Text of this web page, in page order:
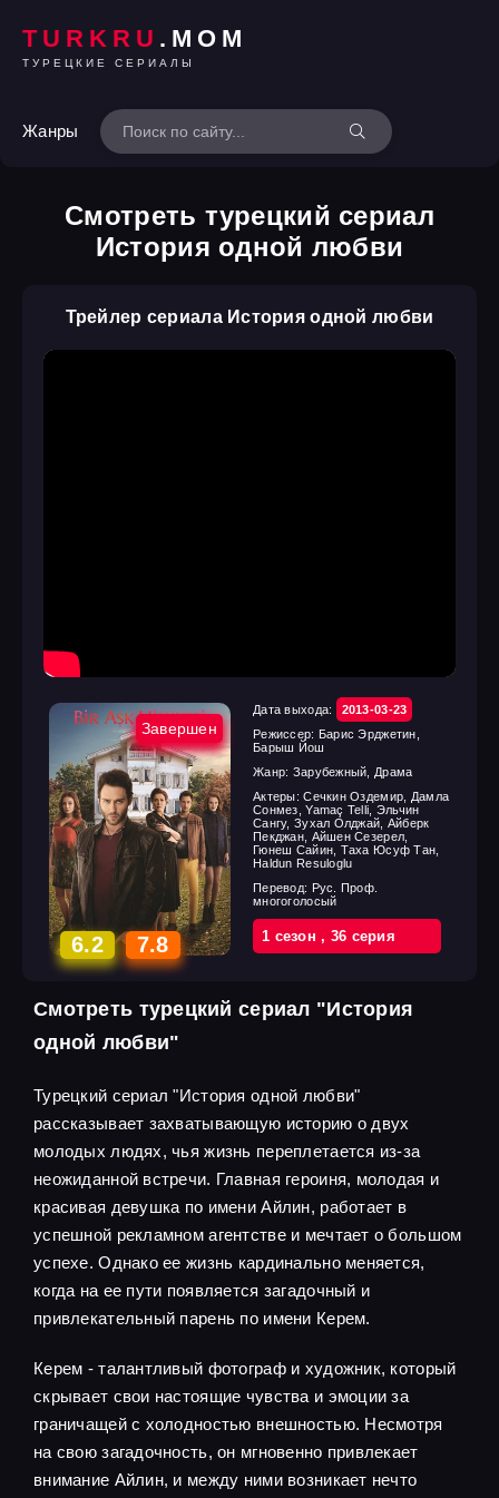
TURKRU .MOM
ТУРЕЦКИЕ СЕРИАЛЫ
Жанры
Смотреть турецкий сериал
История одной любви
Трейлер сериала История одной любви
Завершен
6.2 7.8
Дата выхода:
2013-03-23
Режиссер: Барис Эрджетин,
Барыш Йош
Жанр: Зарубежный, Драма
Актеры:Сечкин Оздемир, Дамла
Сонмез, Yamaç Telli, Эльчин
Сангу, Зухал Олджай, Айберк
Пекджан, Айшен Сезерел,
Гюнеш Сайин, Таха Юсуф Тан,
Haldun Resuloglu
Перевод: Рус. Проф.
многоголосый
1 cезон, 36 cерия
Смотреть турецкий сериал "История
одной любви"
Турецкий сериал "История одной любви"
рассказывает захватывающую историю о двух
молодых людях, чья жизнь переплетается из-за
неожиданной встречи. Главная героиня, молодая и
красивая девушка по имени Айлин, работает в
успешной рекламном агентстве и мечтает о большом
успехе. Однако ее жизнь кардинально меняется,
когда на ее пути появляется загадочный и
привлекательный парень по имени Керем.
Керем - талантливый фотограф и художник, который
скрывает свои настоящие чувства и эмоции за
граничащей с холодностью внешностью. Несмотря
на свою загадочность, он мгновенно привлекает
внимание Айлин, и между ними возникает нечто